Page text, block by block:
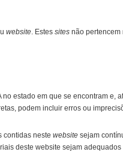
website. Estes sites não pertencem
no estado em que se encontram
podem incluir erros ou
contidas neste website sejam
deste website sejam